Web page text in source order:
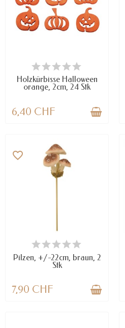
VERFÜGBAR
Holzkürbisse Halloween
orange, 2cm, 24 Stk
6,40 CHF
VERFÜGBAR
favorite_border
Pilzen, +/-22cm, braun, 2
Stk
7,90 CHF